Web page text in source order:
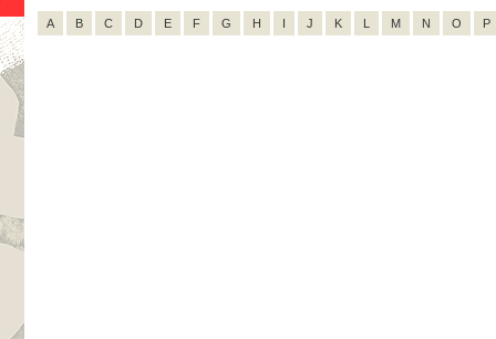
A B C D E F G H I J K L M N O P